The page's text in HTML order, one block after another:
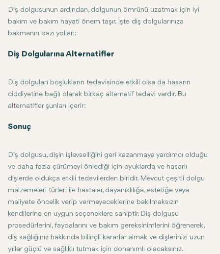
Diş dolgusunun ardından, dolgunun ömrünü uzatmak için iyi
bakım ve bakım hayati önem taşır. İşte diş dolgularınıza
bakmanın bazı yolları:
İyi Ağız Hijyeni Uygulayın Plağı dolgudan uzak tutmak için
Diş Dolgularına Alternatifler
Diş dolguları boşlukların tedavisinde etkili olsa da hasarın
ciddiyetine bağlı olarak birkaç alternatif tedavi vardır. Bu
alternatifler şunları içerir:
Kronlar: Kron, dişin tamamını kaplayan ve genellikle dişin görünen
Sonuç
Diş dolgusu, dişin işlevselliğini geri kazanmaya yardımcı olduğu
ve daha fazla çürümeyi önlediği için oyuklarda ve hasarlı
dişlerde oldukça etkili tedavilerden biridir. Mevcut çeşitli dolgu
malzemeleri türleri ile hastalar, dayanıklılığa, estetiğe veya
maliyete öncelik verip vermeyeceklerine bakılmaksızın
kendilerine en uygun seçeneklere sahiptir. Diş dolgusu
prosedürlerini, faydalarını ve bakım gereksinimlerini öğrenerek,
diş sağlığınız hakkında bilinçli kararlar almak ve dişlerinizi uzun
yıllar güçlü ve sağlıklı tutmak için donanımlı olacaksınız.